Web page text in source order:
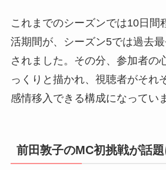
これまでのシーズンでは10日間
活期間が、シーズン5では過去
されました。その分、参加者の
っくりと描かれ、視聴者がそれ
感情移入できる構成になってい
前田敦子のMC初挑戦が話題